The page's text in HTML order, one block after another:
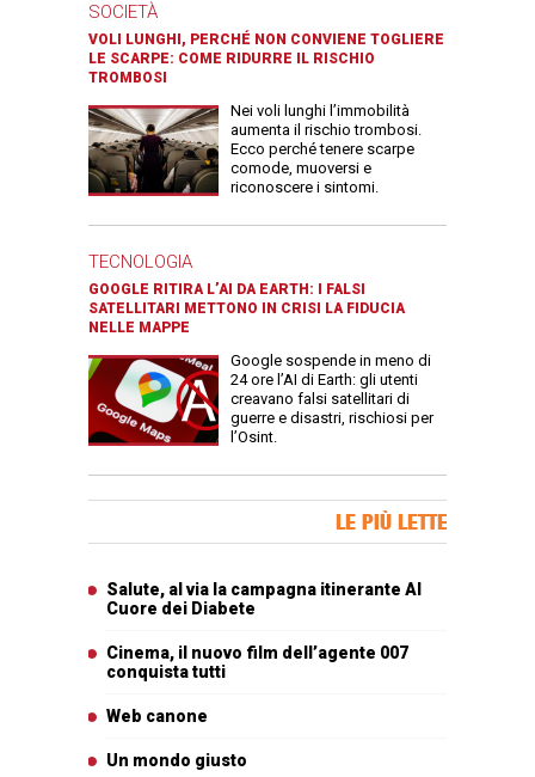
SOCIETÀ
VOLI LUNGHI, PERCHÉ NON CONVIENE TOGLIERE
LE SCARPE: COME RIDURRE IL RISCHIO
TROMBOSI
Nei voli lunghi l’immobilità
aumenta il rischio trombosi.
Ecco perché tenere scarpe
comode, muoversi e
riconoscere i sintomi.
TECNOLOGIA
GOOGLE RITIRA L’AI DA EARTH: I FALSI
SATELLITARI METTONO IN CRISI LA FIDUCIA
NELLE MAPPE
Google sospende in meno di
24 ore l’AI di Earth: gli utenti
creavano falsi satellitari di
guerre e disastri, rischiosi per
l’Osint.
LE PIÙ LETTE
Salute, al via la campagna itinerante Al
Cuore dei Diabete
Cinema, il nuovo film dell’agente 007
conquista tutti
Web canone
Un mondo giusto